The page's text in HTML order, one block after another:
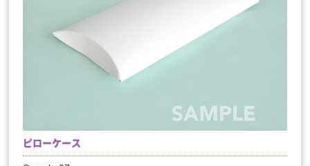
ピローケース